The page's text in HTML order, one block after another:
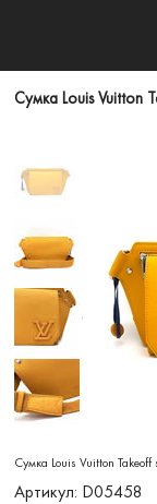
Сумка Louis Vuitton
Сумка Louis Vuitton Takeoff
Артикул: Артикул
D05458
D05458